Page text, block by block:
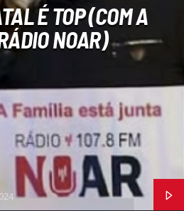
É TOP (COM A
NOAR)